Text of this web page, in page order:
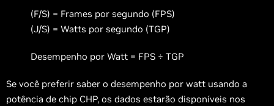
(F/S) = Frames por segundo (FPS)
(J/S) = Watts por segundo (TGP)
Desempenho por Watt = FPS ÷ TGP
Se você preferir saber o desempenho por watt usando a
potência de chip CHP, os dados estarão disponíveis nos